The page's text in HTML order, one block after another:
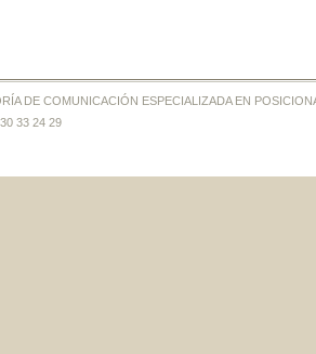
DE COMUNICACIÓN ESPECIALIZADA EN
33 24 29